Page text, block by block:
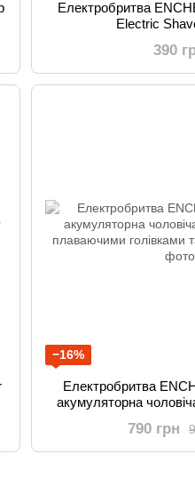
Електробритва
Electric
390
−16%
Електробритва
акумуляторна
790 грн